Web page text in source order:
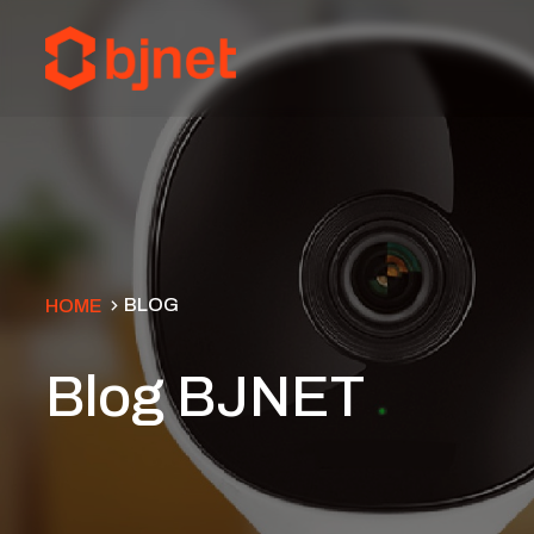
HOME BLOG
Blog BJNET